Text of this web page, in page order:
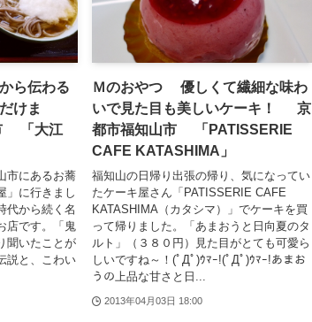
ら伝わる
けま
「大江
市にあるお蕎
に行きまし
代から続く名
店です。「鬼
聞いたことが
説と、こわい
Ｍのおやつ 優しくて繊細な味わ
いで見た目も美しいケーキ！ 京
都市福知山市 「PATISSERIE
CAFE KATASHIMA」
福知山の日帰り出張の帰り、気になってい
たケーキ屋さん「PATISSERIE CAFE
KATASHIMA（カタシマ）」でケーキを買
って帰りました。「あまおうと日向夏のタ
ルト」（３８０円）見た目がとても可愛ら
しいですね～！(ﾟДﾟ)ｳﾏｰ!(ﾟДﾟ)ｳﾏｰ!あまお
うの上品な甘さと日...
2013年04月03日 18:00